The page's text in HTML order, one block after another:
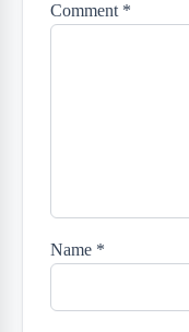
Comment *
Name *